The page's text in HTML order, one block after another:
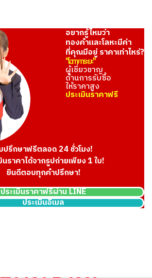
อยากรู้ไหมว่า
ทองคำและโลหะมีค่า
ที่คุณมีอยู่ ราคาเท่าไหร่?
"โอทาคาระยะ"
ผู้เชี่ยวชาญ
ด้านการรับซื้อ
ให้ราคาสูง
ประเมินราคาฟรี
ปรึกษาฟรีตลอด 24 ชั่วโมง!
นราคาได้จากรูปถ่ายเพียง 1 ใบ!
ยินดีตอบทุกคำปรึกษา!
ประเมินราคาฟรีผ่าน LINE
ประเมินอีเมล